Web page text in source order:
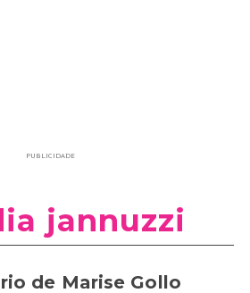
PUBLICIDADE
jannuzzi
de Marise Gollo